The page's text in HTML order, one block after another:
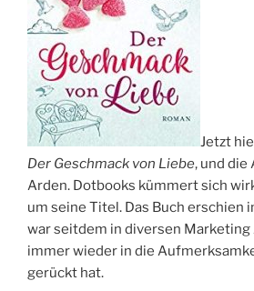
Jetzt
Der Geschmack von Liebe, und die
Arden. Dotbooks kümmert sich
um seine Titel. Das Buch erschien
war seitdem in diversen Marketing
immer wieder in die
gerückt hat.